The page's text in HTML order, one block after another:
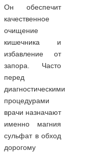
Он обеспечит
качественное
очищение
кишечника и
избавление от
запора. Часто
перед
диагностическими
процедурами
врачи назначают
именно магния
сульфат в обход
дорогому